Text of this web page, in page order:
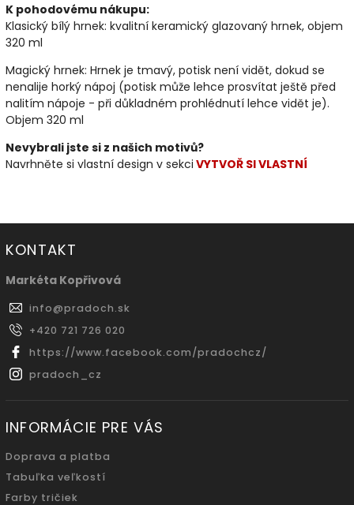
K pohodovému nákupu:
Klasický bílý hrnek: kvalitní keramický glazovaný hrnek, objem
320 ml
Magický hrnek: Hrnek je tmavý, potisk není vidět, dokud se
nenalije horký nápoj (potisk může lehce prosvítat ještě před
nalitím nápoje - při důkladném prohlédnutí lehce vidět je).
Objem 320 ml
Nevybrali jste si z našich motivů?
Navrhněte si vlastní design v sekci VYTVOŘ SI VLASTNÍ
KONTAKT
Markéta Kopřivová
info@pradoch.sk
+420 721 726 020
https://www.facebook.com/pradochcz/
pradoch_cz
INFORMÁCIE PRE VÁS
Doprava a platba
Tabuľka veľkostí
Farby tričiek